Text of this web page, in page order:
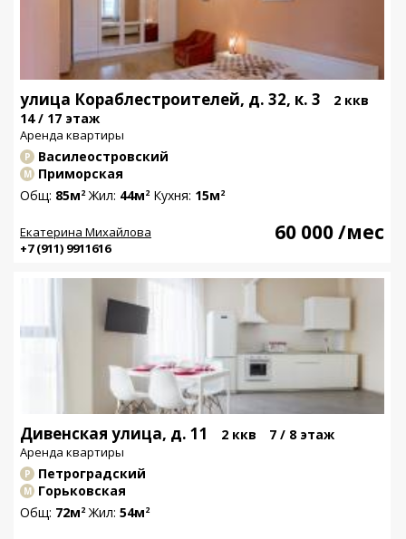
60 000/мес
Екатерина Михайлова
+7 (911) 9911616
улица Кораблестроителей, д. 32, к. 3
2 ккв
14 / 17 этаж
Аренда квартиры
Р Василеостровский
М Приморская
Общ: 85м2Жил: 44м2Кухня: 15м2
Дивенская улица, д. 11 2 ккв 7 / 8 этаж
Аренда квартиры
Р Петроградский
М Горьковская
Общ: 72м2Жил: 54м2